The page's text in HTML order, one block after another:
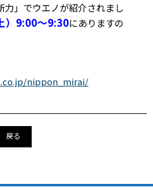
」でウエノが紹介されまし
）9:00～9:30にありますの
nippon_mirai/
戻る